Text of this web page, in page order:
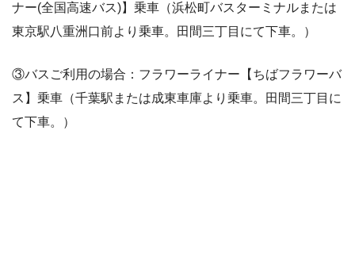
ナー(全国高速バス)】乗車（浜松町バスターミナルまたは
東京駅八重洲口前より乗車。田間三丁目にて下車。）
③バスご利用の場合：フラワーライナー【ちばフラワーバ
ス】乗車（千葉駅または成東車庫より乗車。田間三丁目に
て下車。）